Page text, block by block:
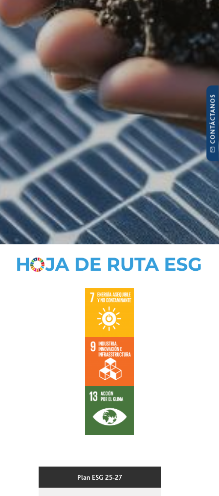
Plan ESG 25-27
CONTÁCTANOS